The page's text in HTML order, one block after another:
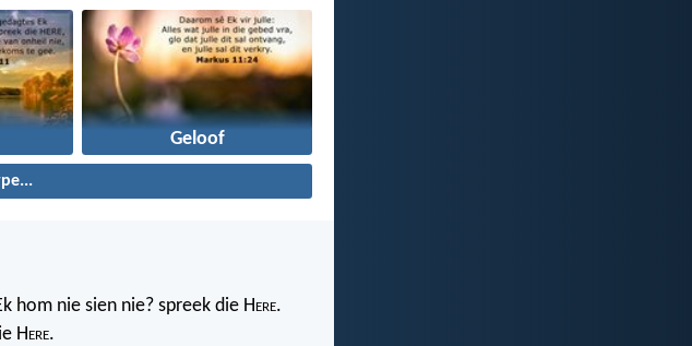
Geloof
hom nie sien nie? spreek die Here.
Here.